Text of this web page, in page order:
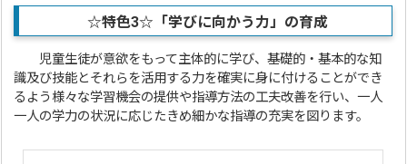
☆特色3☆「学びに向かう力」の育成
児童生徒が意欲をもって主体的に学び、基礎的・基本的な知
識及び技能とそれらを活用する力を確実に身に付けることができ
るよう様々な学習機会の提供や指導方法の工夫改善を行い、一人
一人の学力の状況に応じたきめ細かな指導の充実を図ります。